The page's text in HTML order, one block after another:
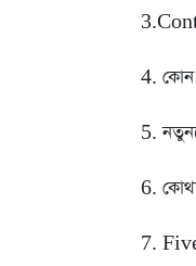
4.
5.
6.
7.